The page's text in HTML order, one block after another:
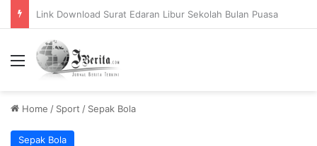
Menu
Home / Sport / Sepak Bola
Sepak Bola